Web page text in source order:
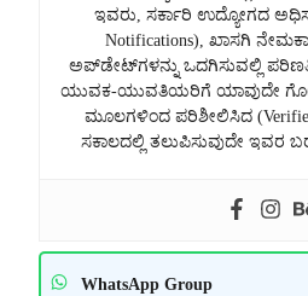
ಇವರು, ಸರ್ಕಾರಿ ಉದ್ಯೋಗದ
Notifications), ಖಾಸಗಿ
ಅಪ್‌ಡೇಟ್‌ಗಳನ್ನು ಒದಗಿಸುವಲ್ಲಿ
ಯುವಕ-ಯುವತಿಯರಿಗೆ ಯಾವುದೇ
ಮೂಲಗಳಿಂದ ಪರಿಶೀಲಿಸಿದ
ಸಕಾಲದಲ್ಲಿ ತಲುಪಿಸುವುದೇ
WhatsApp Group